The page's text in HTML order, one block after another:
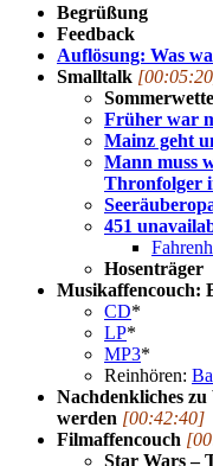
Begrüßung
Feedback
Auflösung: Was
Smalltalk
Früher war
Mainz geht
Mann muss
Thronfolger
451
Hosenträger
Musikaffencouch:
CD*
LP*
MP3*
Reinhören:
Nachdenkliches
werden [00:42:40]
Filmaffencouch
Star Wars –